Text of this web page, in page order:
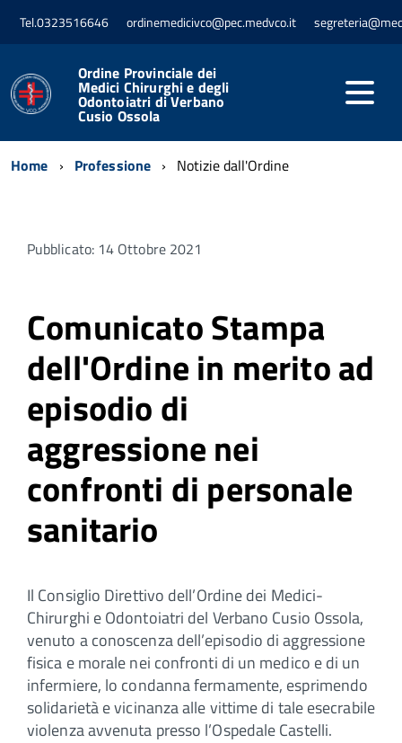
Tel.0323516646 ordinemedicivco@pec.medvco.it
Ordine Provinciale dei
Medici Chirurghi e degli
Odontoiatri di Verbano
Cusio Ossola
Home Professione Notizie dall'Ordine
Pubblicato: 14 Ottobre 2021
Comunicato Stampa
dell'Ordine in merito ad
episodio di
aggressione nei
confronti di personale
sanitario
Il Consiglio Direttivo dell’Ordine dei Medici-
Chirurghi e Odontoiatri del Verbano Cusio Ossola,
venuto a conoscenza dell’episodio di aggressione
fisica e morale nei confronti di un medico e di un
infermiere, lo condanna fermamente, esprimendo
solidarietà e vicinanza alle vittime di tale esecrabile
violenza avvenuta presso l’Ospedale Castelli.